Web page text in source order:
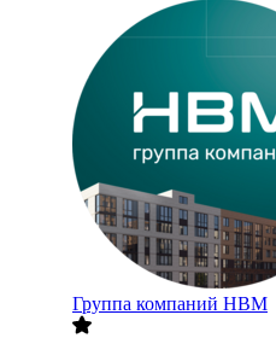
Группа компаний НВМ